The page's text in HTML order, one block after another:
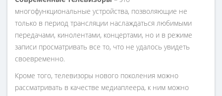
многофункциональные устройства, позволяющие не
только в период трансляции наслаждаться любимыми
передачами, кинолентами, концертами, но и в режиме
записи просматривать все то, что не удалось увидеть
своевременно.
Кроме того, телевизоры нового поколения можно
рассматривать в качестве медиаплеера, к ним можно